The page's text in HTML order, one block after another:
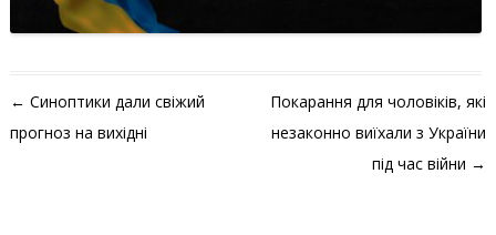
Навігація по запису
← Синоптики дали свіжий
прогноз на вихідні
Покарання для чоловіків, які
незаконно виїхали з України
під час війни →